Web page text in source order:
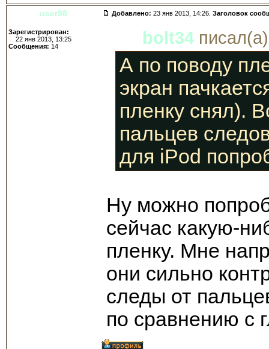
user98 Добавлено: 23 янв 2013, 14:26. Заголовок
Зарегистрирован:
22 янв 2013, 13:25
Сообщения: 14 bolt34
А по поводу
экран
пленку снял).
пальцев
для iPod
Ну можно
сейчас какую-
пленку. Мне
они сильно
следы от
по сравнению с